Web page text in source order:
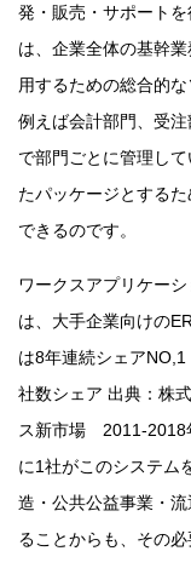
発・販売・サポート
は、企業全体の基幹
用するための総合的
例えば会計部門、受
で部門ごとに管理し
たパッケージとする
できるのです。
ワークスアプリケーシ
は、大手企業向けの
は8年連続シェア
社数シェア 出典：株
ス新市場 2011-2018
に1社がこのシステム
造・公共公益事業・
ることからも、その必